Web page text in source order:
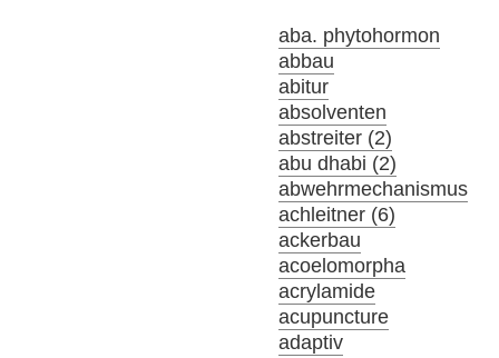
aba. phytohormon
abbau
abitur
absolventen
abstreiter (2)
abu dhabi (2)
abwehrmechanismus
achleitner (6)
ackerbau
acoelomorpha
acrylamide
acupuncture
adaptiv